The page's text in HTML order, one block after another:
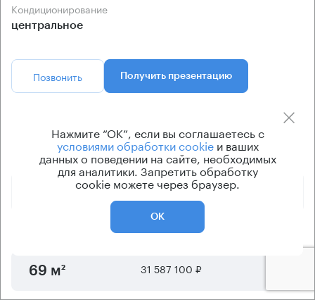
Кондиционирование
центральное
Позвонить Получить презентацию
Предложения по продаже в этом здании:
Площадь Арендная плата Этаж
26 074 080 ₽
27 651 850 ₽
69 м² 31 587 100 ₽
Нажмите “ОК”, если вы соглашаетесь с
условиями обработки cookieи ваших
данных о поведении на сайте, необходимых
для аналитики. Запретить обработку
cookie можете через браузер.
ОК